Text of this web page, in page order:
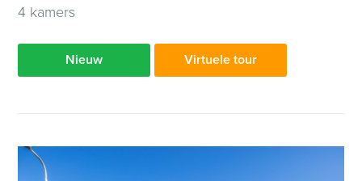
4 kamers
Nieuw Virtuele tour